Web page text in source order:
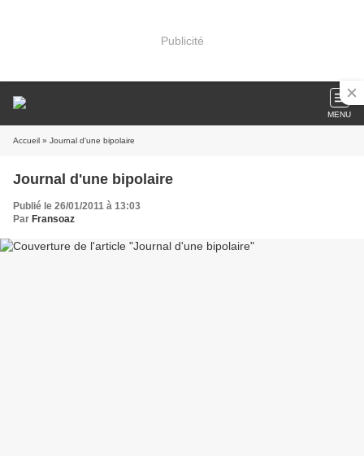
Publicité
MENU
Accueil » Journal d'une bipolaire
Journal d'une bipolaire
Publié le 26/01/2011 à 13:03
Par Fransoaz